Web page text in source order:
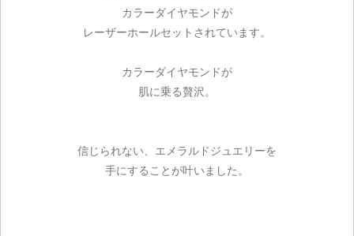
カラーダイヤモンドが
レーザーホールセットされています。
カラーダイヤモンドが
肌に乗る贅沢。
信じられない、エメラルドジュエリーを
手にすることが叶いました。